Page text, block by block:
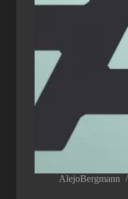
AlejoBergmann